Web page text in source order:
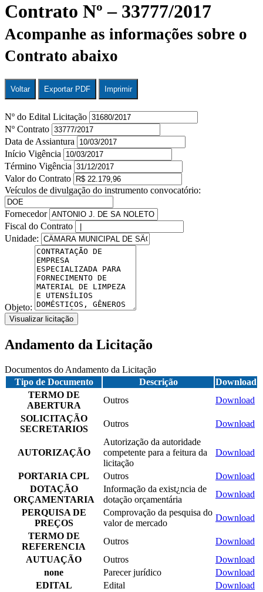
Contrato Nº – 33777/2017
Acompanhe as informações sobre o
Contrato abaixo
Voltar Exportar PDF Imprimir
Nº do Edital Licitação
Nº Contrato
Data de Assiantura
Início Vigência
Término Vigência
Valor do Contrato
Veículos de divulgação do instrumento convocatório:
Fornecedor
Fiscal do Contrato
Unidade:
Objeto:
Visualizar licitação
Andamento da Licitação
Documentos do Andamento da Licitação
Tipo de Documento
Descrição
Download
TERMO DE
ABERTURA
Outros
Download
SOLICITAÇÃO
SECRETARIOS
Outros Download
AUTORIZAÇÃO
Autorização da autoridade
competente para a feitura da
licitação
Download
PORTARIA CPL Outros
Download
DOTAÇÃO
ORÇAMENTARIA
Informação da exist¿ncia de
dotação orçamentária
Download
PERQUISA DE
PREÇOS
Comprovação da pesquisa do
valor de mercado
Download
TERMO DE
REFERENCIA
Outros
Download
AUTUAÇÃO
Outros
Download
none
Parecer jurídico
Download
EDITAL
Edital
Download